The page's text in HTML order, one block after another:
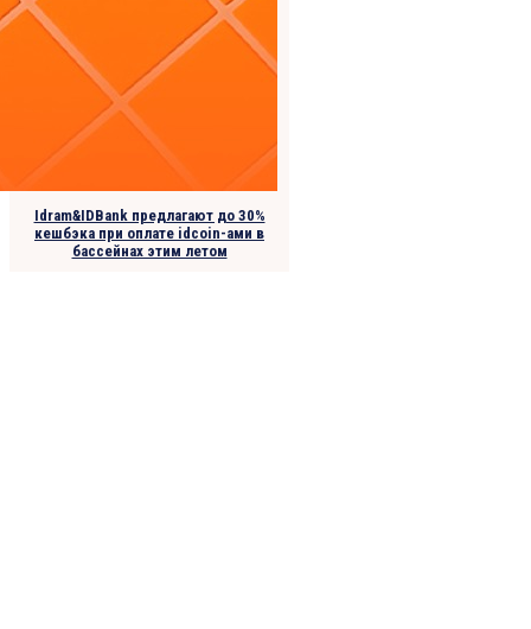
Idram&IDBank предлагают до 30%
кешбэка при оплате idcoin-ами в
бассейнах этим летом